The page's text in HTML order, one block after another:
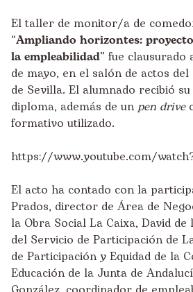
El taller de monitor/a de
“Ampliando horizontes:
la empleabilidad” fue
de mayo, en el salón de actos del
de Sevilla. El alumnado recibió
diploma, además de un pen drive
formativo utilizado.
https://www.youtube.com/
El acto ha contado con la
Prados, director de Área de
la Obra Social La Caixa, David de
del Servicio de Participación de
de Participación y Equidad de la
Educación de la Junta de